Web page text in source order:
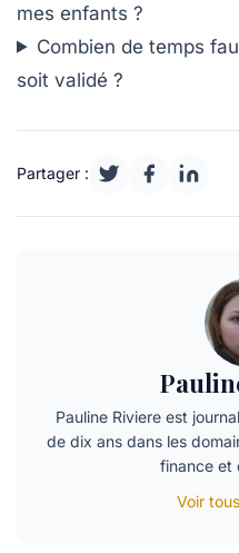
mes enfants ?
Combien de temps
soit validé ?
Partager :
Pauline Riviere est
de dix ans dans les
finance et
Voir